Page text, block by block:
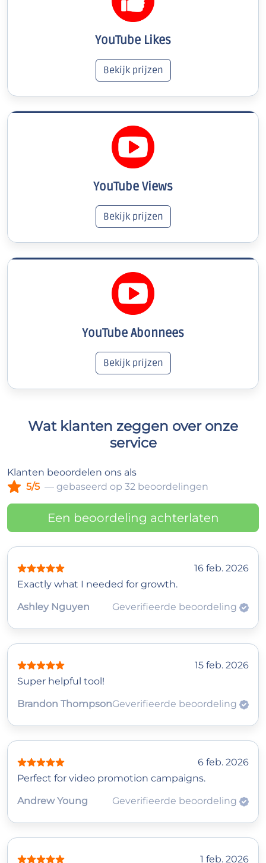
YouTube Likes
Bekijk prijzen
YouTube Views
Bekijk prijzen
YouTube Abonnees
Bekijk prijzen
Wat klanten zeggen over onze
service
Klanten beoordelen ons als
5/5 — gebaseerd op 32 beoordelingen
Een beoordeling achterlaten
16 feb. 2026
Exactly what I needed for growth.
Ashley Nguyen
Geverifieerde beoordeling
15 feb. 2026
Super helpful tool!
Brandon ThompsonGeverifieerde beoordeling
6 feb. 2026
Perfect for video promotion campaigns.
Andrew Young
Geverifieerde beoordeling
1 feb. 2026